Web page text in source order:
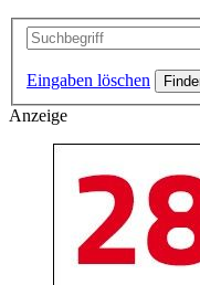
Eingaben löschen
Anzeige